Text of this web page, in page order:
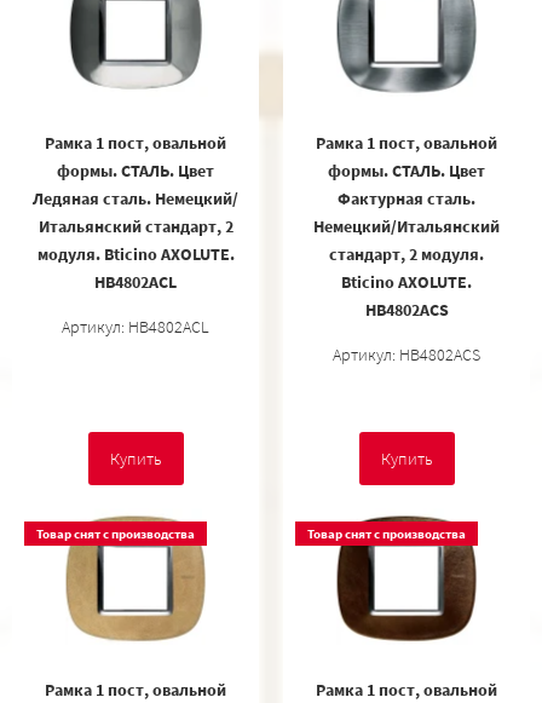
Рамка 1 пост, овальной
формы. СТАЛЬ. Цвет
Ледяная сталь. Немецкий/
Итальянский стандарт, 2
модуля. Bticino AXOLUTE.
HB4802ACL
Артикул: HB4802ACL
Купить
Рамка 1 пост, овальной
формы. СТАЛЬ. Цвет
Фактурная сталь.
Немецкий/Итальянский
стандарт, 2 модуля.
Bticino AXOLUTE.
HB4802ACS
Артикул: HB4802ACS
Купить
Товар снят с производства
Рамка 1 пост, овальной
Товар снят с производства
Рамка 1 пост, овальной